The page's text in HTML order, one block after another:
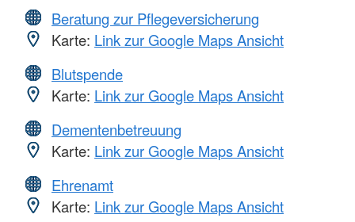
Beratung zur Pflegeversicherung
Karte: Link zur Google Maps Ansicht
Blutspende
Karte: Link zur Google Maps Ansicht
Dementenbetreuung
Karte: Link zur Google Maps Ansicht
Ehrenamt
Karte: Link zur Google Maps Ansicht